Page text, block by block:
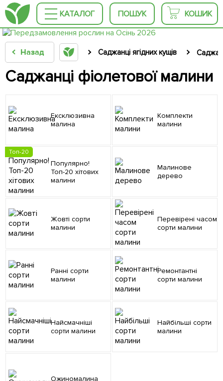
КАТАЛОГ ПОШУК КОШИК
Назад Саджанці ягідних кущів
Саджанці фіолетової малини
Ексклюзивна
малина
Комплекти
малини
Топ-20
Популярно!
Топ-20 хітових
малини
Малинове
дерево
Жовті сорти
малини
Перевірені часом
сорти малини
Ранні сорти
малини
Ремонтантні
сорти малини
Найсмачніші
сорти малини
Найбільші сорти
малини
Ожиномалина